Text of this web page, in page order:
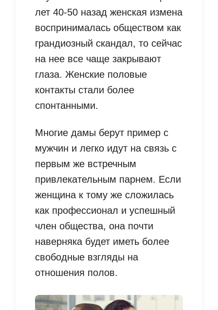
лет 40-50 назад женская измена
воспринималась обществом как
грандиозный скандал, то сейчас
на нее все чаще закрывают
глаза. Женские половые
контакты стали более
спонтанными.
Многие дамы берут пример с
мужчин и легко идут на связь с
первым же встречным
привлекательным парнем. Если
женщина к тому же сложилась
как профессионал и успешный
член общества, она почти
наверняка будет иметь более
свободные взгляды на
отношения полов.